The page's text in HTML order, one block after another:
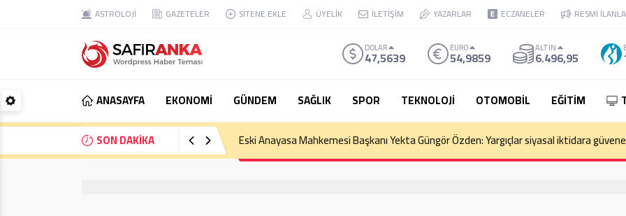
ASTROLOJİ GAZETELER SİTENE EKLE ÜYELİK İLETİŞİM YAZARLAR ECZANELER RESMİ
DOLAR
47,5639 EURO
54,9859 ALTIN
6.496,95
ANASAYFA EKONOMİ GÜNDEM SAĞLIK SPOR TEKNOLOJİ OTOMOBİL EĞİTİM
SON DAKİKA
Eski Anayasa Mahkemesi Başkanı Yekta Güngör Özden: Yargıçlar siyasal iktidara